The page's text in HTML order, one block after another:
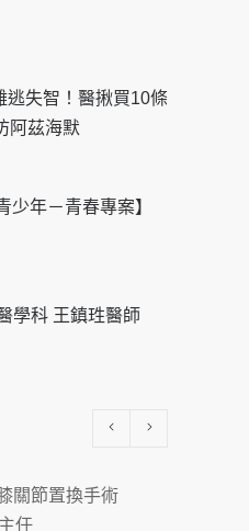
逃失智！醫揪買10條
阿茲海默
少年－青春專案】
學科 王鎮珄醫師
65歲男靠「這習
關節置換手術
任